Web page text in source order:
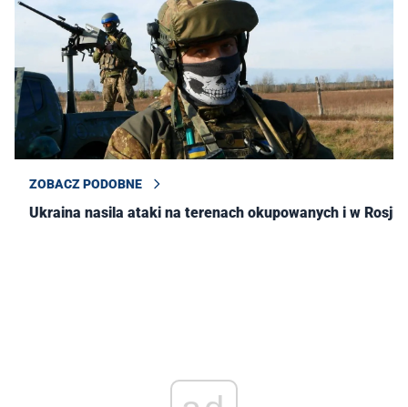
ZOBACZ PODOBNE
Ukraina nasila ataki na terenach okupowanych i w Rosji